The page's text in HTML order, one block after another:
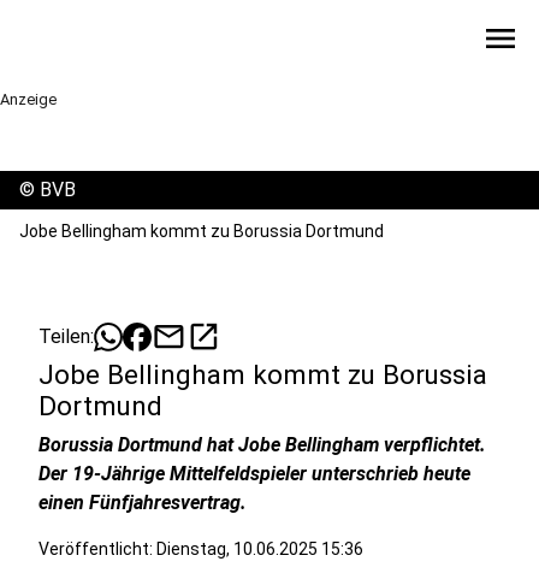
menu
Anzeige
© BVB
Jobe Bellingham kommt zu Borussia Dortmund
Teilen: mailopen_in_new
Jobe Bellingham kommt zu Borussia
Dortmund
Borussia Dortmund hat Jobe Bellingham verpflichtet.
Der 19-Jährige Mittelfeldspieler unterschrieb heute
einen Fünfjahresvertrag.
Veröffentlicht: Dienstag, 10.06.2025 15:36